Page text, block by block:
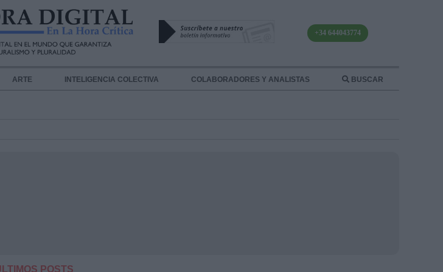
+34 644043774
ARTE INTELIGENCIA COLECTIVA COLABORADORES Y ANALISTAS BUSCAR
POSTS